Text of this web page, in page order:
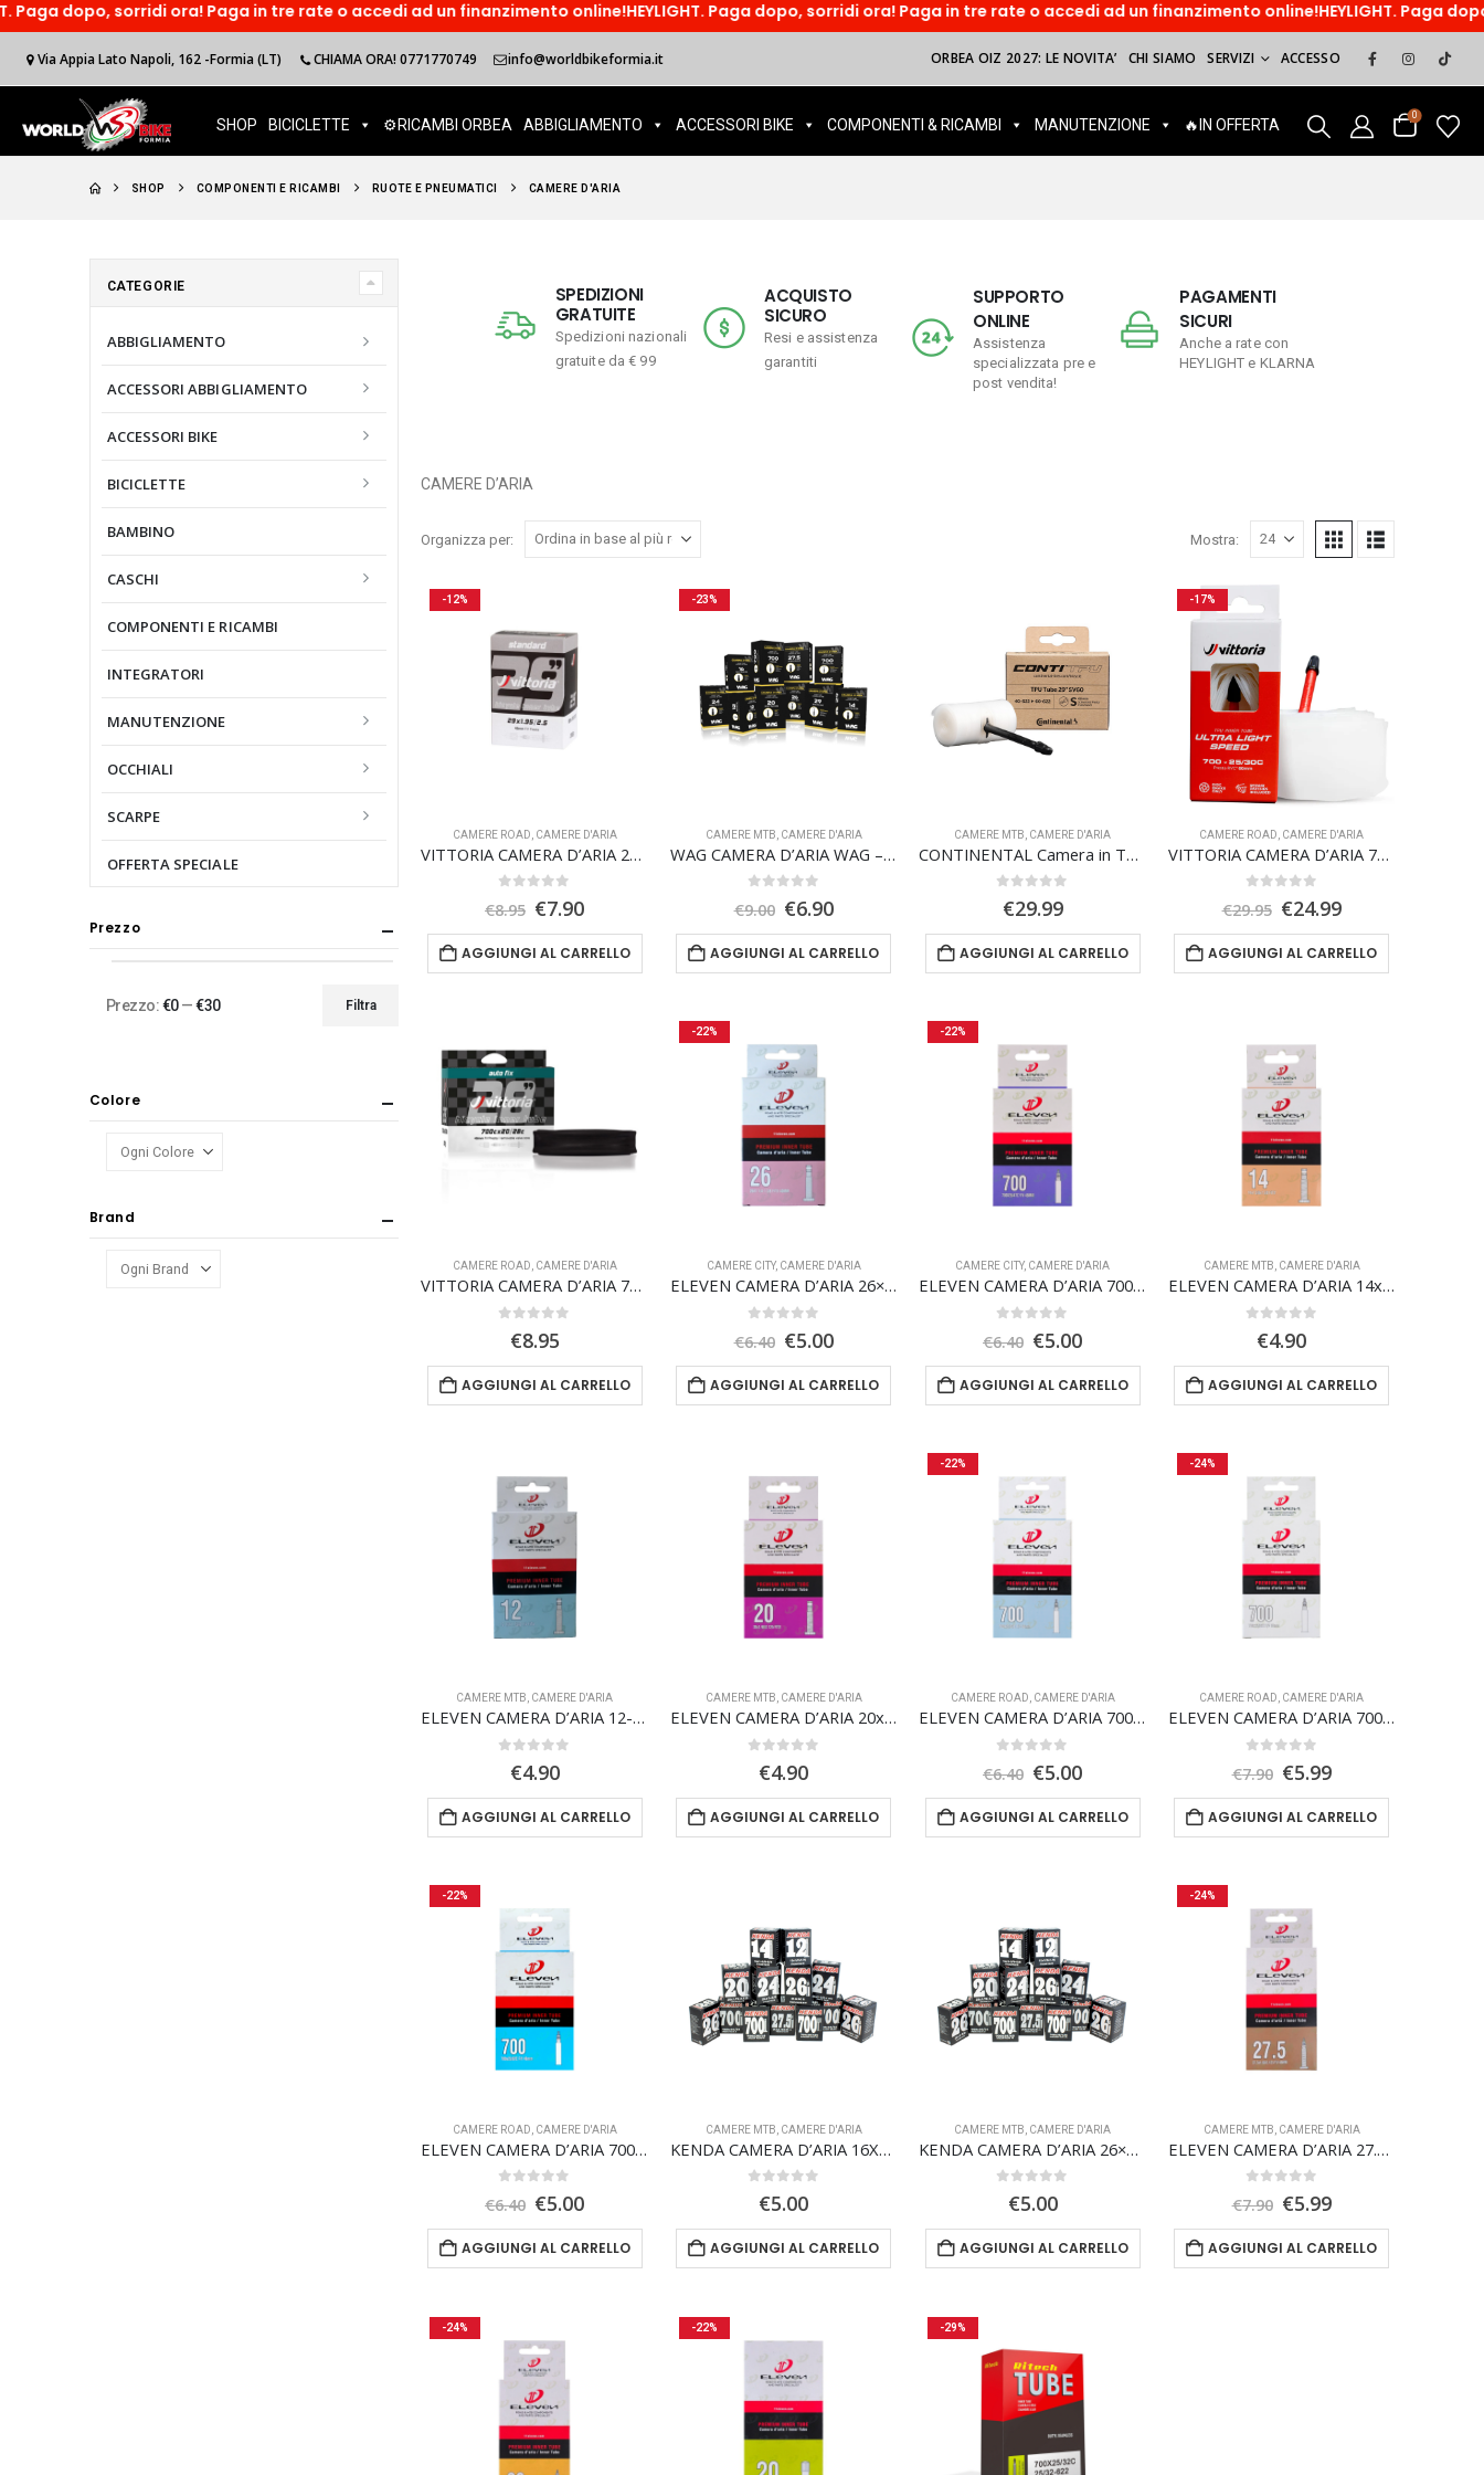
ora! Paga in tre rate o accedi ad un finanzimento online!HEYLIGHT. Paga dopo, sorridi ora! Paga in tre rate o accedi ad un finanzimento online!HEYLIGHT. Paga dopo, sorridi
Via Appia Lato Napoli, 162 -Formia (LT) CHIAMA ORA! 0771770749 info@worldbikeformia.it ORBEA OIZ 2027: LE NOVITA’ CHI SIAMO SERVIZI ACCESSO
SHOP BICICLETTE ⚙️RICAMBI ORBEA ABBIGLIAMENTO ACCESSORI BIKE COMPONENTI & RICAMBI MANUTENZIONE 🔥IN OFFERTA
0
SHOP COMPONENTI E RICAMBI RUOTE E PNEUMATICI CAMERE D'ARIA
SPEDIZIONI
GRATUITE
Spedizioni nazionali
gratuite da € 99
ACQUISTO
SICURO
Resi e assistenza
garantiti
SUPPORTO
ONLINE
Assistenza
specializzata pre e
post vendita!
PAGAMENTI
SICURI
Anche a rate con
HEYLIGHT e KLARNA
CAMERE D’ARIA
Organizza per: Mostra:
-12%
CAMERE ROAD CAMERE D'ARIA
VITTORIA CAMERA D’ARIA 29X1.95/2.5 48mm valvola presta
€8.95 Il
originale
era:
€7.90Il
attuale
è:
AGGIUNGI AL CARRELLO
-23%
CAMERE MTB CAMERE D'ARIA
WAG CAMERA D’ARIA WAG – 27.5 X 2.50/3.00
€9.00 Il
originale
era:
€6.90Il
attuale
è:
AGGIUNGI AL CARRELLO
CAMERE MTB CAMERE D'ARIA
CONTINENTAL Camera in TPU 29 Presta 60mm
€29.99
AGGIUNGI AL CARRELLO
-17%
CAMERE ROAD CAMERE D'ARIA
VITTORIA CAMERA D’ARIA 700X25/30C valvola presta (FV) 60mm RVC
€29.95 Il
originale
era:
€24.99Il
attuale
è:
AGGIUNGI AL CARRELLO
CAMERE ROAD, CAMERE D'ARIA
VITTORIA CAMERA D’ARIA 700X20/28C AUTOFIX valvola presta 48mm
€8.95
AGGIUNGI AL CARRELLO
-22%
CAMERE CITY, CAMERE D'ARIA
ELEVEN CAMERA D’ARIA 26×1/4 1-3/8 valvola italiana 40mm
€6.40 Il
originale
era:
€5.00Il
attuale
è:
AGGIUNGI AL CARRELLO
-22%
CAMERE CITY, CAMERE D'ARIA
ELEVEN CAMERA D’ARIA 700 x 28/47C valvola presta 48mm
€6.40 Il
originale
era:
€5.00Il
attuale
è:
AGGIUNGI AL CARRELLO
CAMERE MTB, CAMERE D'ARIA
ELEVEN CAMERA D’ARIA 14x 1-3/8 1-5/8 valvola italiana 30mm
€4.90
AGGIUNGI AL CARRELLO
CAMERE MTB, CAMERE D'ARIA
ELEVEN CAMERA D’ARIA 12-1/2x 1.75/2-1/4 valvola italiana 30mm
€4.90
AGGIUNGI AL CARRELLO
CAMERE MTB, CAMERE D'ARIA
ELEVEN CAMERA D’ARIA 20x 1.90/2.125 valvola italiana 30mm
€4.90
AGGIUNGI AL CARRELLO
-22%
CAMERE ROAD, CAMERE D'ARIA
ELEVEN CAMERA D’ARIA 700 x 23/32C valvola presta 60mm
€6.40 Il
originale
era:
€5.00Il
attuale
è:
AGGIUNGI AL CARRELLO
-24%
CAMERE ROAD, CAMERE D'ARIA
ELEVEN CAMERA D’ARIA 700 x 23/32C valvola presta 80mm
€7.90 Il
originale
era:
€5.99Il
attuale
è:
AGGIUNGI AL CARRELLO
-22%
CAMERE ROAD, CAMERE D'ARIA
ELEVEN CAMERA D’ARIA 700 x 23/32C valvola presta 48mm
€6.40 Il
prezzo
originale
era:
€5.00Il
prezzo
attuale
è:
AGGIUNGI AL CARRELLO
CAMERE MTB, CAMERE D'ARIA
KENDA CAMERA D’ARIA 16X1.75/2.125 valvola italiana 30mm
€5.00
AGGIUNGI AL CARRELLO
CAMERE MTB, CAMERE D'ARIA
KENDA CAMERA D’ARIA 26×1.90/2.125 valvola presta 48mm
€5.00
AGGIUNGI AL CARRELLO
-24%
CAMERE MTB, CAMERE D'ARIA
ELEVEN CAMERA D’ARIA 27.5×1.90/2.125 valvola presta 48mm
€7.90 Il
prezzo
originale
era:
€5.99Il
prezzo
attuale
è:
AGGIUNGI AL CARRELLO
-24% -22% -29%
CATEGORIE
ABBIGLIAMENTO
ACCESSORI ABBIGLIAMENTO
ACCESSORI BIKE
BICICLETTE
BAMBINO
CASCHI
COMPONENTI E RICAMBI
INTEGRATORI
MANUTENZIONE
OCCHIALI
SCARPE
OFFERTA SPECIALE
Prezzo
Filtra
Prezzo:€0—€30
Colore
Brand